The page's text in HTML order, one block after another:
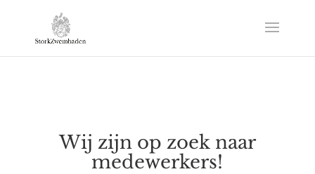
Wij zijn op zoek naar
medewerkers!